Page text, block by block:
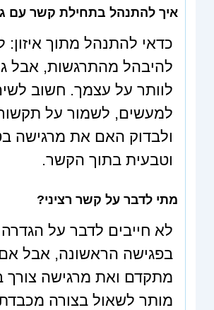
איך להתנהל בתחילת קשר עם
כדאי להתנהל מתוך איזון:
להיבהל מהתרגשות, אבל
לוותר על עצמך. חשוב
למעשים, לשמור על
ולבדוק האם את מרגישה
וטבעית בתוך הקשר.
מתי לדבר על קשר רציני?
לא חייבים לדבר על
בפגישה הראשונה, אבל
מתקדם ואת מרגישה צורך
מותר לשאול בצורה